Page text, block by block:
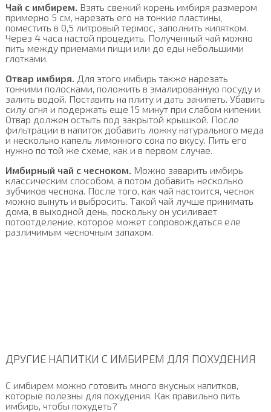
Чай с имбирем. Взять свежий корень имбиря размером
примерно 5 см, нарезать его на тонкие пластины,
поместить в 0,5 литровый термос, заполнить кипятком.
Через 4 часа настой процедить. Полученный чай можно
пить между приемами пищи или до еды небольшими
глотками.
Отвар имбиря. Для этого имбирь также нарезать
тонкими полосками, положить в эмалированную посуду и
залить водой. Поставить на плиту и дать закипеть. Убавить
силу огня и подержать еще 15 минут при слабом кипении.
Отвар должен остыть под закрытой крышкой. После
фильтрации в напиток добавить ложку натурального меда
и несколько капель лимонного сока по вкусу. Пить его
нужно по той же схеме, как и в первом случае.
Имбирный чай с чесноком. Можно заварить имбирь
классическим способом, а потом добавить несколько
зубчиков чеснока. После того, как чай настоится, чеснок
можно вынуть и выбросить. Такой чай лучше принимать
дома, в выходной день, поскольку он усиливает
потоотделение, которое может сопровождаться еле
различимым чесночным запахом.
ДРУГИЕ НАПИТКИ С ИМБИРЕМ ДЛЯ ПОХУДЕНИЯ
С имбирем можно готовить много вкусных напитков,
которые полезны для похудения. Как правильно пить
имбирь, чтобы похудеть?